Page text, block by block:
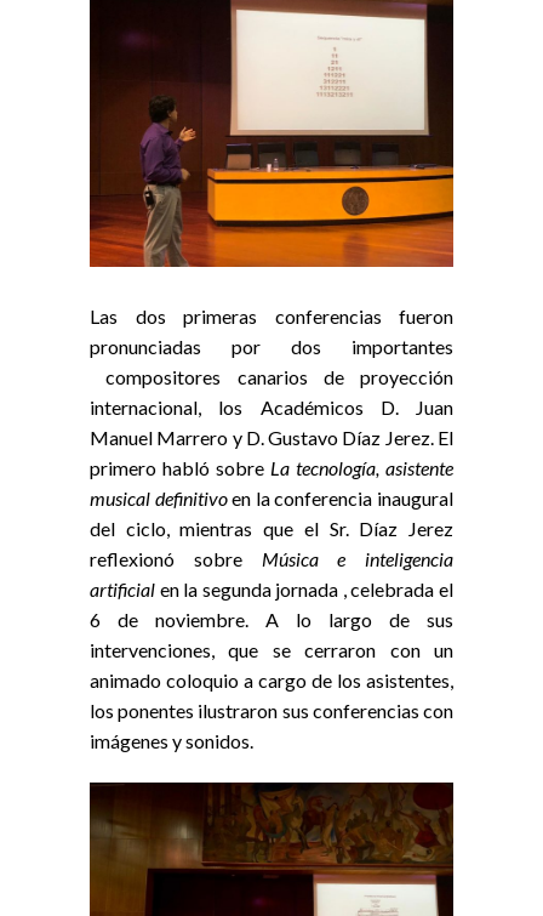
Las dos primeras conferencias fueron
pronunciadas por dos importantes
compositores canarios de proyección
internacional, los Académicos D. Juan
Manuel Marrero y D. Gustavo Díaz Jerez. El
primero habló sobre La tecnología, asistente
musical definitivoen la conferencia inaugural
del ciclo, mientras que el Sr. Díaz Jerez
reflexionó sobre Música e inteligencia
artificial en la segunda jornada , celebrada el
6 de noviembre. A lo largo de sus
intervenciones, que se cerraron con un
animado coloquio a cargo de los asistentes,
los ponentes ilustraron sus conferencias con
imágenes y sonidos.